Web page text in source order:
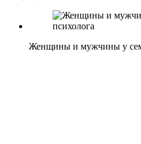
Женщины и мужчины у